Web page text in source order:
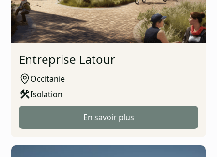
Entreprise Latour
Occitanie
Isolation
En savoir plus